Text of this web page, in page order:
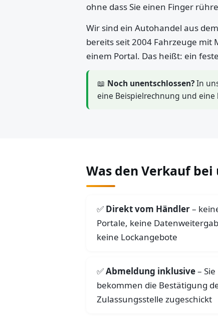
ohne dass Sie einen Finger
Wir sind ein Autohandel aus
bereits seit 2004 Fahrzeuge
einem Portal. Das heißt: ein
📖 Noch unentschlossen?In
eine Beispielrechnung und eine
Was den Verkauf
Direkt vom Händler–
Portale, keine
keine Lockangebote
Abmeldung inklusive– Sie
bekommen die Bestätigung
Zulassungsstelle zugeschickt